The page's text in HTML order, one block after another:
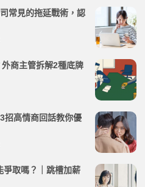
常見的拖延戰術，認
商主管拆解2種底牌
招高情商回話教你優
取嗎？｜跳槽加薪